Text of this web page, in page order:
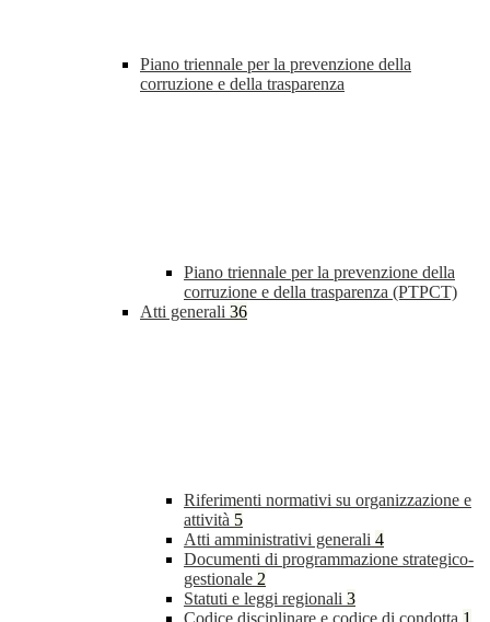
Piano triennale per la prevenzione della
corruzione e della trasparenza
Piano triennale per la prevenzione della
corruzione e della trasparenza (PTPCT)
Atti generali 36
Riferimenti normativi su organizzazione e
attività 5
Atti amministrativi generali 4
Documenti di programmazione strategico-
gestionale 2
Statuti e leggi regionali 3